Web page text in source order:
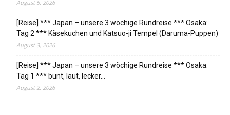
August 5, 2026
[Reise] *** Japan – unsere 3 wöchige Rundreise *** Osaka:
Tag 2 *** Käsekuchen und Katsuo-ji Tempel (Daruma-Puppen)
August 3, 2026
[Reise] *** Japan – unsere 3 wöchige Rundreise *** Osaka:
Tag 1 *** bunt, laut, lecker…
August 2, 2026